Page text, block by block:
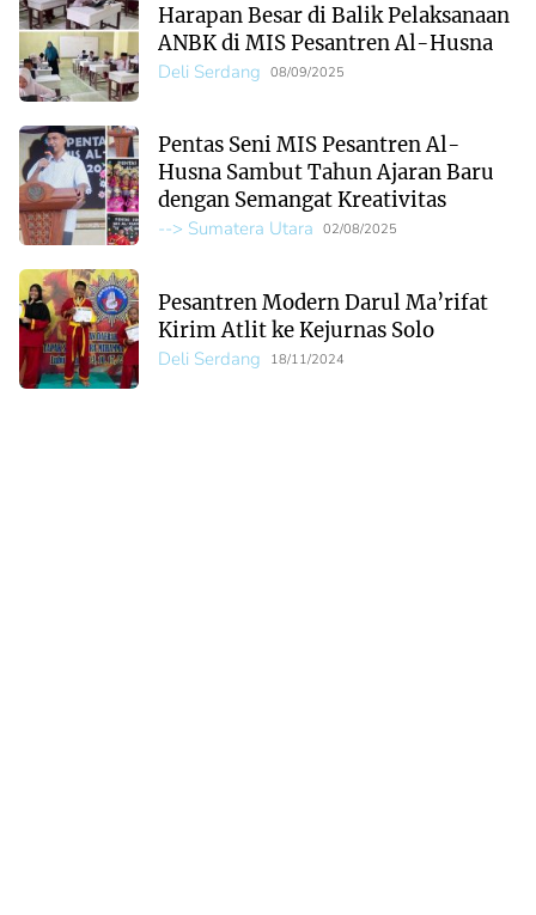
Harapan Besar di Balik Pelaksanaan
ANBK di MIS Pesantren Al-Husna
Deli Serdang 08/09/2025
Pentas Seni MIS Pesantren Al-
Husna Sambut Tahun Ajaran Baru
dengan Semangat Kreativitas
--> Sumatera Utara 02/08/2025
Pesantren Modern Darul Ma’rifat
Kirim Atlit ke Kejurnas Solo
Deli Serdang 18/11/2024